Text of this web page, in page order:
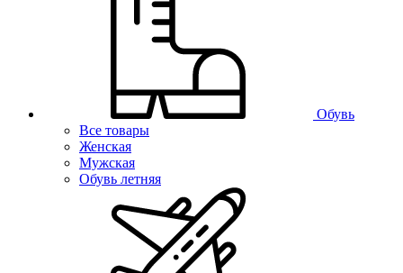
Обувь
Все товары
Женская
Мужская
Обувь летняя